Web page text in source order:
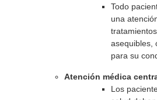
Todo
una
asequibles,
para su
Atención médica
Los